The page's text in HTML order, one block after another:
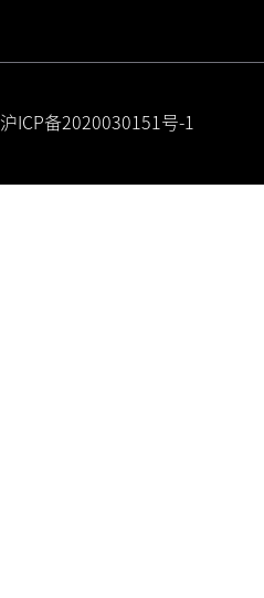
沪ICP备2020030151号-1